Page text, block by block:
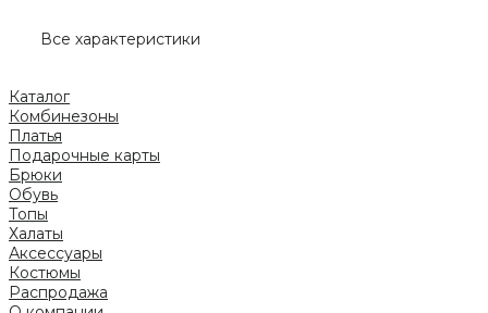
Все характеристики
Каталог
Комбинезоны
Платья
Подарочные карты
Брюки
Обувь
Топы
Халаты
Аксессуары
Костюмы
Распродажа